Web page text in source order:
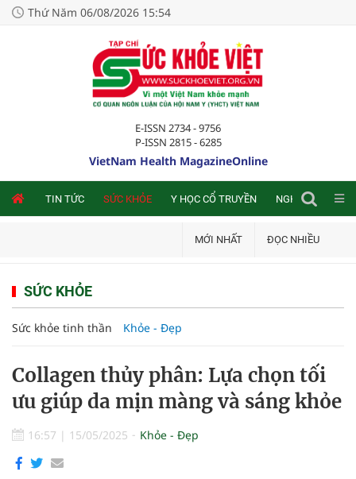
Thứ Năm 06/08/2026 15:54
E-ISSN 2734 - 9756
P-ISSN 2815 - 6285
VietNam Health MagazineOnline
TIN TỨC SỨC KHỎE Y HỌC CỔ TRUYỀN NGHIÊN CỨU
MỚI NHẤT ĐỌC NHIỀU
SỨC KHỎE
Sức khỏe tinh thần Khỏe - Đẹp
Collagen thủy phân: Lựa chọn tối
ưu giúp da mịn màng và sáng khỏe
16:57 | 15/05/2025 Khỏe - Đẹp